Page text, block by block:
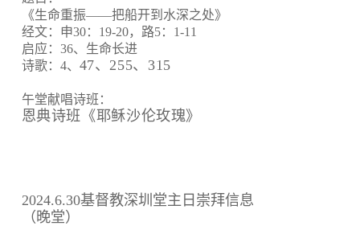
《生命重振——把船开到水深之处》
经文：申30：19-20，路5：1-11
启应：36、生命长进
诗歌：4、 47、255、315
午堂献唱诗班：
恩典诗班《耶稣沙伦玫瑰》
2024.6.30基督教深圳堂主日崇拜信息
（晚堂）